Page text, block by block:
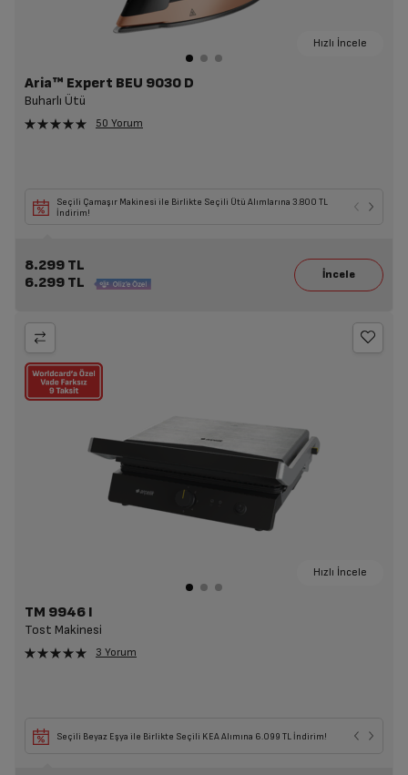
Hızlı İncele
Aria™ Expert BEU 9030 D
Buharlı Ütü
50 Yorum
Seçili Çamaşır Makinesi ile Birlikte Seçili Ütü Alımlarına 3.800 TL
İndirim!
8.299 TL
6.299 TL
Hızlı İncele
TM 9946 I
Tost Makinesi
3 Yorum
Seçili Beyaz Eşya ile Birlikte Seçili KEA Alımına 6.099 TL İndirim!